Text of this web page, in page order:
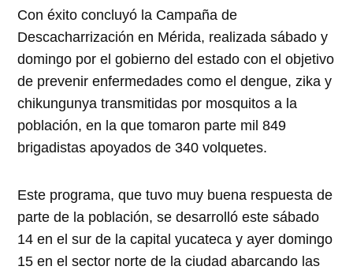
Con éxito concluyó la Campaña de
Descacharrización en Mérida, realizada sábado y
domingo por el gobierno del estado con el objetivo
de prevenir enfermedades como el dengue, zika y
chikungunya transmitidas por mosquitos a la
población, en la que tomaron parte mil 849
brigadistas apoyados de 340 volquetes.
Este programa, que tuvo muy buena respuesta de
parte de la población, se desarrolló este sábado
14 en el sur de la capital yucateca y ayer domingo
15 en el sector norte de la ciudad abarcando las